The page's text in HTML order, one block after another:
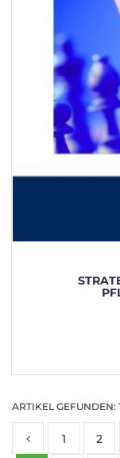
ARTIKEL GEFUNDEN:
1 2